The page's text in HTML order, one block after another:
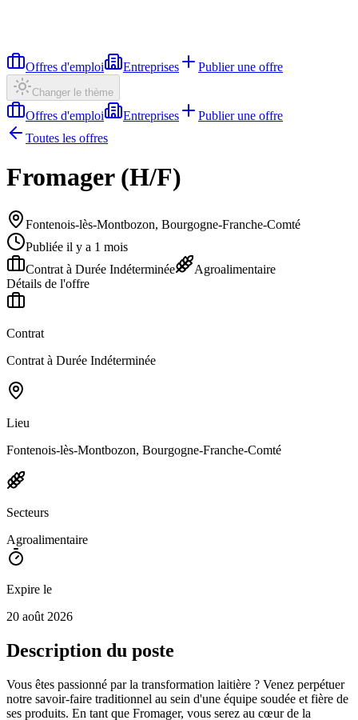
Offres d'emploi Entreprises Publier une offre
Changer le thème
Offres d'emploi Entreprises
Publier une offre
Toutes les offres
Fromager (H/F)
Fontenois-lès-Montbozon, Bourgogne-Franche-Comté
Publiée il y a 1 mois
Contrat à Durée Indéterminée
Agroalimentaire
Détails de l'offre
Contrat
Contrat à Durée Indéterminée
Lieu
Fontenois-lès-Montbozon, Bourgogne-Franche-Comté
Secteurs
Agroalimentaire
Expire le
20 août 2026
Description du poste
Vous êtes passionné par la transformation laitière ? Venez perpétuer
notre savoir-faire traditionnel au sein d'une équipe soudée et fière de
ses produits. En tant que Fromager, vous serez au cœur de la